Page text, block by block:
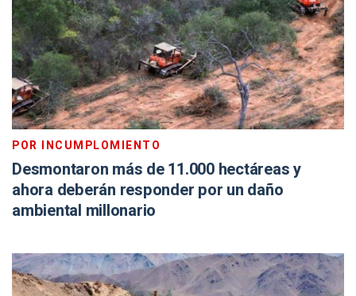
POR INCUMPLOMIENTO
Desmontaron más de 11.000 hectáreas y
ahora deberán responder por un daño
ambiental millonario